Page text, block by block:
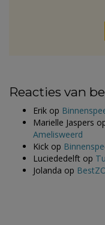
Reacties van
Erik op
Marielle Jaspers
Amelisweerd
Kick op
Luciededelft op
Jolanda op